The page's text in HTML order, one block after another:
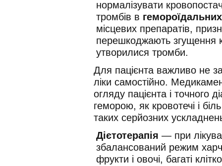
нормалізувати
тромбів в гемороїдальних
місцевих препаратів,
перешкоджають згущення
утворилися тромби.
Для пацієнта важливо не
ліки самостійно.
огляду пацієнта і точного
геморою, як кровотечі і
таких серйозних
Дієтотерапія — при
збалансований режим
фрукти і овочі, багаті